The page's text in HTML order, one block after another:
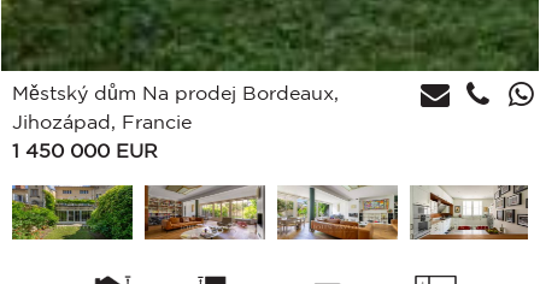
Městský dům Na prodej Bordeaux,
Jihozápad, Francie
1 450 000 EUR